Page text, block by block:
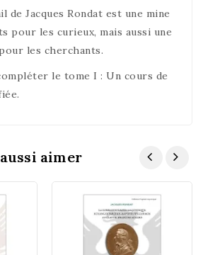
de Jacques Rondat est une mine
pour les curieux, mais aussi une
les cherchants.
le tome I : Un cours de
aimer